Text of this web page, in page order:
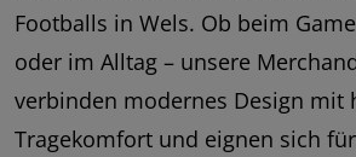
Footballs in Wels. Ob beim
oder im Alltag – unsere
verbinden modernes Design mit
Tragekomfort und eignen sich